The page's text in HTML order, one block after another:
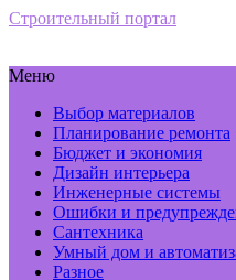
Строительный портал
Меню
Выбор материалов
Планирование ремонта
Бюджет и экономия
Дизайн интерьера
Инженерные системы
Ошибки и
Сантехника
Умный дом и
Разное